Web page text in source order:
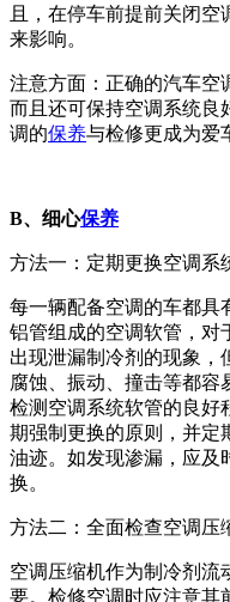
且，在停车前提前关闭
来影响。
注意方面：正确的汽车空
而且还可保持空调系统良
调的保养与检修更成为爱
B、细心保养
方法一：定期更换空调系
每一辆配备空调的车都具
铝管组成的空调软管，对
出现泄漏制冷剂的现象，
腐蚀、振动、撞击等都容
检测空调系统软管的良好
期强制更换的原则，并定
油迹。如发现渗漏，应及
换。
方法二：全面检查空调压
空调压缩机作为制冷剂流
要。检修空调时应注意其